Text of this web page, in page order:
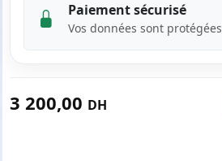
Paiement sécurisé
Vos données sont protégées
3 200,00 DH